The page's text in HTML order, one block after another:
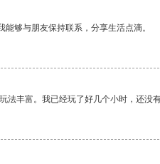
够与朋友保持联系，分享生活点滴。
法丰富。我已经玩了好几个小时，还没有